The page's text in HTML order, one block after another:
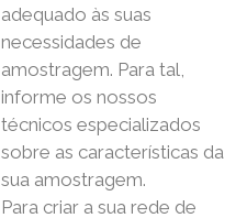
adequado às suas
necessidades de
amostragem. Para tal,
informe os nossos
técnicos especializados
sobre as características da
sua amostragem.
Para criar a sua rede de